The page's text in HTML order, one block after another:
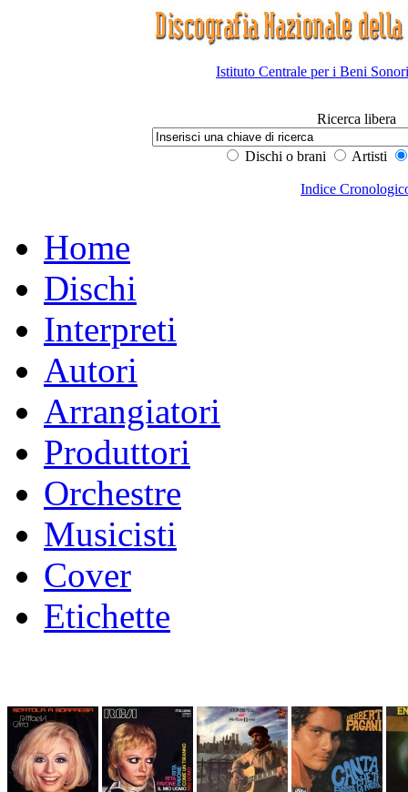
Istituto Centrale per i Beni
Ricerca libera
Dischi o brani Artisti
Indice
Home
Dischi
Interpreti
Autori
Arrangiatori
Produttori
Orchestre
Musicisti
Cover
Etichette